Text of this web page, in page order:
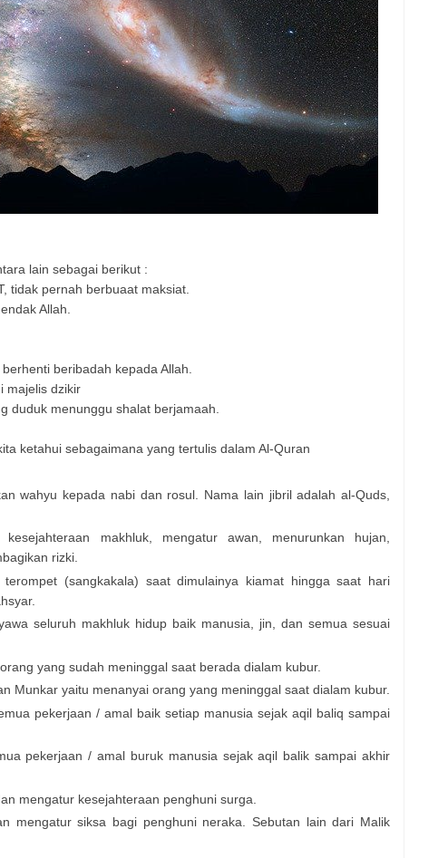
lain sebagai berikut :
tidak pernah berbuaat maksiat.
Allah.
beribadah kepada Allah.
majelis dzikir
duduk menunggu shalat berjamaah.
ketahui sebagaimana yang tertulis dalam Al-Quran
wahyu kepada nabi dan rosul. Nama lain jibril adalah al-Quds,
makhluk, mengatur awan, menurunkan hujan,
rizki.
terompet (sangkakala) saat dimulainya kiamat hingga saat hari
seluruh makhluk hidup baik manusia, jin, dan semua sesuai
yang sudah meninggal saat berada dialam kubur.
Munkar yaitu menanyai orang yang meninggal saat dialam kubur.
pekerjaan / amal baik setiap manusia sejak aqil baliq sampai
pekerjaan / amal buruk manusia sejak aqil balik sampai akhir
mengatur kesejahteraan penghuni surga.
mengatur siksa bagi penghuni neraka. Sebutan lain dari Malik